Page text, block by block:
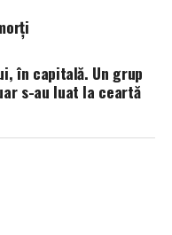
în capitală. Un grup
s-au luat la ceartă